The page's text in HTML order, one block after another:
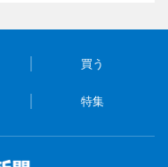
買う
特集